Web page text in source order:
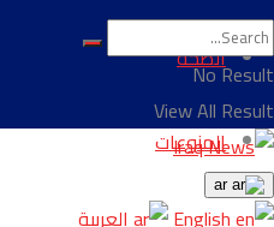
الصحة
المنوعات
No Result
View All Result
ar
English العربية